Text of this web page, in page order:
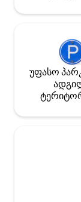
უფასო